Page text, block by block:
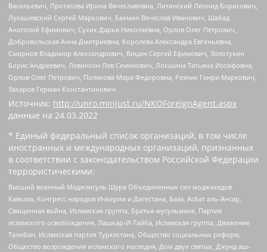
Васильевич, Протасова Ирина Вячеславовна, Литинский Леонид Борисович,
Лукашевский Сергей Маркович, Бахмин Вячеслав Иванович, Шабад
Анатолий Ефимович, Сухих Дарья Николаевна, Орлов Олег Петрович,
Добровольская Анна Дмитриевна, Королева Александра Евгеньевна,
Смирнов Владимир Александрович, Вицин Сергей Ефимович, Золотухин
Борис Андреевич, Левинсон Лев Семенович, Локшина Татьяна Иосифовна,
Орлов Олег Петрович, Полякова Мара Федоровна, Резник Генри Маркович,
Захаров Герман Константинович
Источник: http://unro.minjust.ru/NKOForeignAgent.aspx
данные на 24.03.2022
* Единый федеральный список организаций, в том числе
иностранных и международных организаций, признанных
в соответствии с законодательством Российской Федерации
террористическими:
Высший военный Маджлисуль Шура Объединенных сил моджахедов
Кавказа, Конгресс народов Ичкерии и Дагестана, База, Асбат аль-Ансар,
Священная война, Исламская группа, Братья-мусульмане, Партия
исламского освобождения, Лашкар-И-Тайба, Исламская группа, Движение
Талибан, Исламская партия Туркестана, Общество социальных реформ,
Общество возрождения исламского наследия, Дом двух святых, Джунд аш-